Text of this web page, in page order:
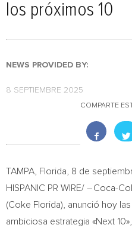
los próximos 10
NEWS PROVIDED BY:
8 SEPTIEMBRE 2025
COMPARTE
TAMPA, Florida 8 de
HISPANIC PR WIRE/ – Coca-
(Coke Florida), anunció hoy
ambiciosa estrategia «Next